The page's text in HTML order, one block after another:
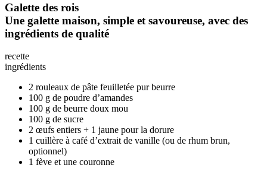
Galette des rois
Une galette maison, simple et savoureuse, avec des
ingrédients de qualité
recette
ingrédients
2 rouleaux de pâte feuilletée pur beurre
100 g de poudre d’amandes
100 g de beurre doux mou
100 g de sucre
2 œufs entiers + 1 jaune pour la dorure
1 cuillère à café d’extrait de vanille (ou de rhum brun,
optionnel)
1 fève et une couronne